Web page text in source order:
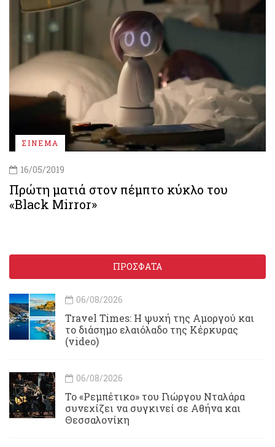
ΣΙΝΕΜΑ
16/05/2019
Πρώτη ματιά στον πέμπτο κύκλο του
«Black Mirror»
ΠΡΟΣΦΑΤΑ
06/08/2026
Travel Times: H ψυχή της Αμοργού και
το διάσημο ελαιόλαδο της Κέρκυρας
(video)
06/08/2026
Το «Ρεμπέτικο» του Γιώργου Νταλάρα
συνεχίζει να συγκινεί σε Αθήνα και
Θεσσαλονίκη